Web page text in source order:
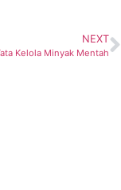
NEXT
Kelola Minyak Mentah